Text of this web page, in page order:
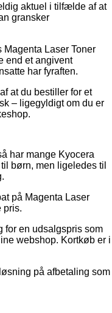
aktuel i tilfælde af at
gransker
Laser Toner
end et angivent
har fyraften.
at du bestiller for et
– ligegyldigt om du er
har mange Kyocera
børn, men ligeledes til
på Magenta Laser
pris.
for en udsalgspris som
webshop. Kortkøb er i
på afbetaling som